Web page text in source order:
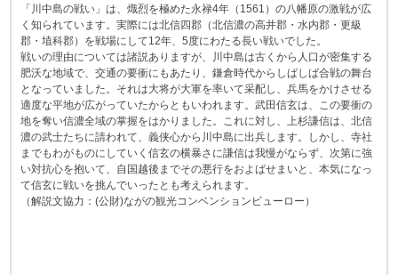
「川中島の戦い」は、熾烈を極めた永禄4年（1561）の八幡原の激戦が広
く知られています。実際には北信四郡（北信濃の高井郡・水内郡・更級
郡・埴科郡）を戦場にして12年、5度にわたる長い戦いでした。
戦いの理由については諸説ありますが、川中島は古くから人口が密集する
肥沃な地域で、交通の要衝にもあたり、鎌倉時代からしばしば合戦の舞台
となっていました。それは大将が大軍を率いて采配し、兵馬をかけさせる
適度な平地が広がっていたからともいわれます。武田信玄は、この要衝の
地を奪い信濃全域の掌握をはかりました。これに対し、上杉謙信は、北信
濃の武士たちに請われて、義侠心から川中島に出兵します。しかし、寺社
までもわがものにしていく信玄の横暴さに謙信は我慢がならず、次第に強
い対抗心を抱いて、自国越後までその悪行をおよばせまいと、本気になっ
て信玄に戦いを挑んでいったとも考えられます。
（解説文協力：(公財)ながの観光コンベンションビューロー）